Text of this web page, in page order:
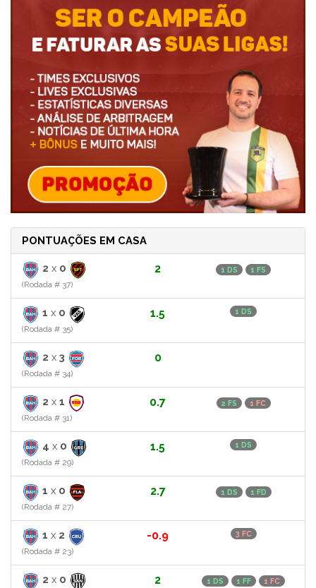
PONTUAÇÕES EM CASA
2 x 0
(Rodada # 37)
2 1 DS 1 FS
1 x 0
(Rodada # 35)
1.5 1 DS
2 x 3
(Rodada # 34)
0
2 x 1
(Rodada # 31)
0.7 2 FS 1 FC
4 x 0
(Rodada # 29)
1.5 1 DS
1 x 0
(Rodada # 27)
2.7 1 DS 1 FD
1 x 2
(Rodada # 23)
-0.9 3 FC
2 x 0 2 1 DS 1 FF 1 FC